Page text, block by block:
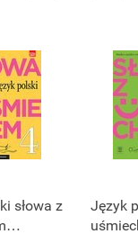
słowa z
Język